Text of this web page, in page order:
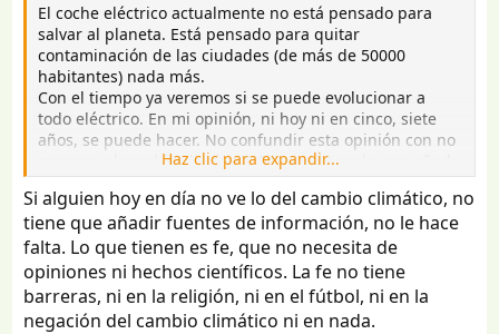
El coche eléctrico actualmente no está pensado para
salvar al planeta. Está pensado para quitar
contaminación de las ciudades (de más de 50000
habitantes) nada más.
Con el tiempo ya veremos si se puede evolucionar a
todo eléctrico. En mi opinión, ni hoy ni en cinco, siete
años, se puede hacer. No confundir esta opinión con no
creer en el cambio climático. Si eso aún no lo ves, añade
alguna fuente de información a las que ya tengas.
Haz clic para expandir...
Si alguien hoy en día no ve lo del cambio climático, no
tiene que añadir fuentes de información, no le hace
falta. Lo que tienen es fe, que no necesita de
opiniones ni hechos científicos. La fe no tiene
barreras, ni en la religión, ni en el fútbol, ni en la
negación del cambio climático ni en nada.